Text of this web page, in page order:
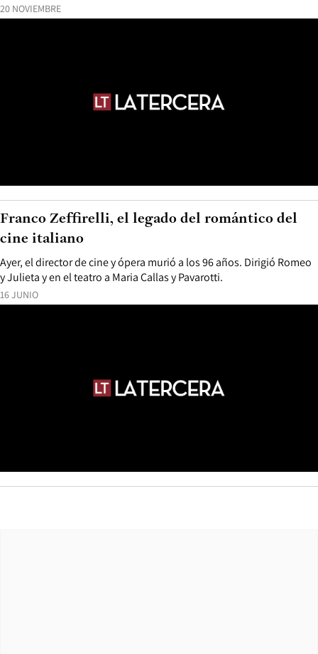
20 NOVIEMBRE
16 JUNIO
Ayer, el director de cine y ópera murió a los 96 años. Dirigió Romeo
y Julieta y en el teatro a Maria Callas y Pavarotti.
Franco Zeffirelli, el legado del romántico del
cine italiano